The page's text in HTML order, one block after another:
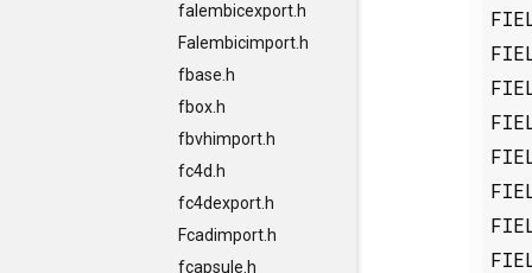
falembicexport.h
Falembicimport.h
fbase.h
fbox.h
fbvhimport.h
fc4d.h
fc4dexport.h
Fcadimport.h
fcapsule.h